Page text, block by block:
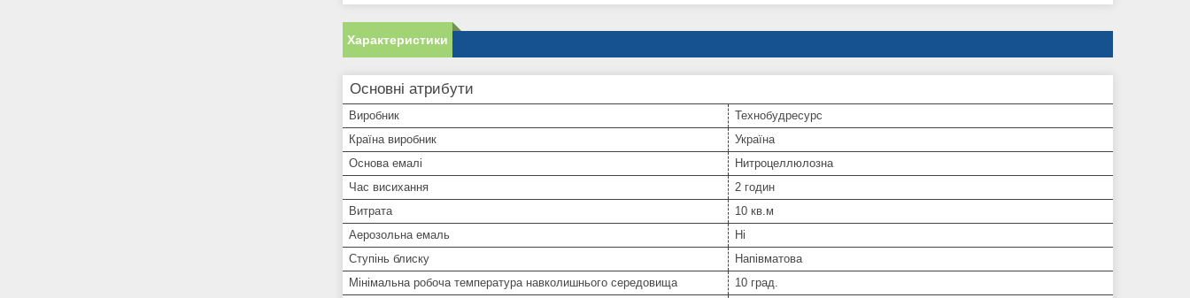
Характеристики
Основні атрибути
Виробник
Технобудресурс
Країна виробник
Україна
Основа емалі
Нитроцеллюлозна
Час висихання
2 годин
Витрата
10 кв.м
Аерозольна емаль
Ні
Ступінь блиску
Напівматова
Мінімальна робоча температура навколишнього середовища
10 град.